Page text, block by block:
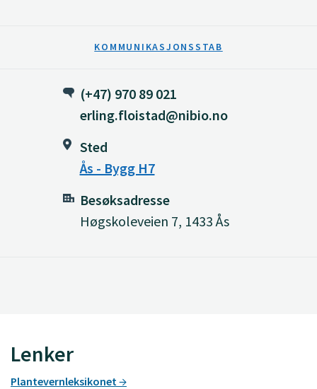
KOMMUNIKASJONSSTAB
(+47) 970 89 021
erling.floistad@nibio.no
Sted
Ås - Bygg H7
Besøksadresse
Høgskoleveien 7, 1433 Ås
Lenker
Plantevernleksikonet